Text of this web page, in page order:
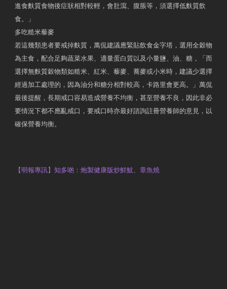
進食麩質食物後症狀相對較輕，會肚瀉、腹脹等，須選擇低麩質飲
食。」
多吃糙米藜麥
若這幾類患者要戒掉麩質，萬侃建議應緊貼飲食金字塔，選用全穀物
為主食，配合足夠蔬菜水果、適量蛋白質以及小量鹽、油、糖，「而
選擇無麩質穀物類如糙米、紅米、藜麥、蕎麥或小米時，建議少選擇
經過加工處理的，因為油分和糖分相對較高，卡路里會更高。」萬侃
最後提醒，長期戒口容易造成營養不均衡，甚至營養不良，因此非必
要情況下都不應亂戒口，要戒口時亦最好諮詢註冊營養師的意見，以
確保營養均衡。
【明報專訊】知多啲：炮製健康版炒鮮魷、章魚燒